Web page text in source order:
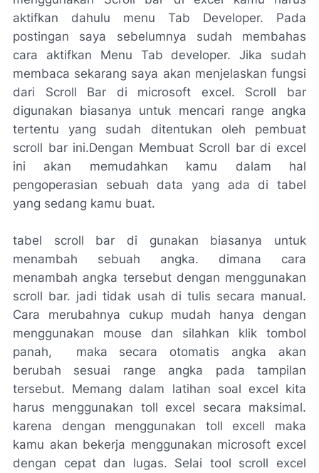
aktifkan dahulu menu Tab Developer. Pada
postingan saya sebelumnya sudah membahas
cara aktifkan Menu Tab developer. Jika sudah
membaca sekarang saya akan menjelaskan fungsi
dari Scroll Bar di microsoft excel. Scroll bar
digunakan biasanya untuk mencari range angka
tertentu yang sudah ditentukan oleh pembuat
scroll bar ini.Dengan Membuat Scroll bar di excel
ini akan memudahkan kamu dalam hal
pengoperasian sebuah data yang ada di tabel
yang sedang kamu buat.
tabel scroll bar di gunakan biasanya untuk
menambah sebuah angka. dimana cara
menambah angka tersebut dengan menggunakan
scroll bar. jadi tidak usah di tulis secara manual.
Cara merubahnya cukup mudah hanya dengan
menggunakan mouse dan silahkan klik tombol
panah, maka secara otomatis angka akan
berubah sesuai range angka pada tampilan
tersebut. Memang dalam latihan soal excel kita
harus menggunakan toll excel secara maksimal.
karena dengan menggunakan toll excell maka
kamu akan bekerja menggunakan microsoft excel
dengan cepat dan lugas. Selai tool scroll excel